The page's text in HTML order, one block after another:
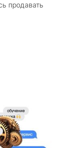
продавать